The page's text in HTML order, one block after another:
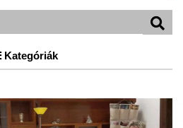
Kategóriák